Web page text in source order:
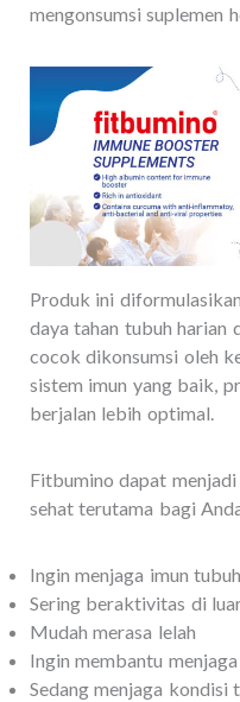
mengonsumsi suplemen
Produk ini
daya tahan tubuh harian
cocok dikonsumsi oleh
sistem imun yang baik,
berjalan lebih optimal.
Fitbumino dapat
sehat terutama bagi
Ingin menjaga imun
Sering beraktivitas di
Mudah merasa lelah
Ingin membantu
Sedang menjaga kondisi